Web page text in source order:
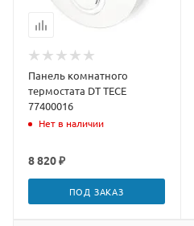
Панель комнатного
термостата DT TECE
77400016
Нет в наличии
8 820 ₽
ПОД ЗАКАЗ